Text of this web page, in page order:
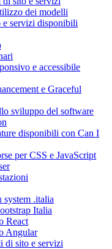
dei modelli
servizi disponibili
e accessibile
e Graceful
sviluppo del software
disponibili con Can I
per CSS e JavaScript
system .italia
Italia
React
Angular
di sito e servizi